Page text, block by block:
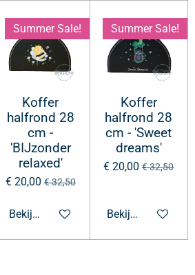
Summer Sale!
Koffer
halfrond 28
cm -
'BIJzonder
relaxed'
€ 20,00 € 32,50
Bekijk details
Summer Sale!
Koffer
halfrond 28
cm - 'Sweet
dreams'
€ 20,00 € 32,50
Bekijk details